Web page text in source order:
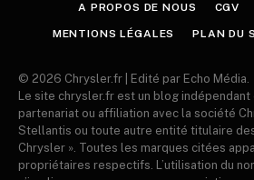
A PROPOS DE NOUS CGV
MENTIONS LÉGALES PLAN DU
© 2026 Chrysler.fr | Edité par Echo Média.
Le site chrysler.fr est un blog indépendant
partenariat ou affiliation avec la société
Stellantis ou toute autre entité titulaire
Chrysler ». Toutes les marques citées
propriétaires respectifs. L’utilisation du